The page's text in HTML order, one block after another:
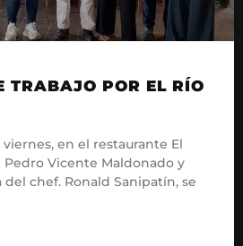
TRABAJO POR EL RÍO
en el restaurante El
Vicente Maldonado y
chef. Ronald Sanipatín, se